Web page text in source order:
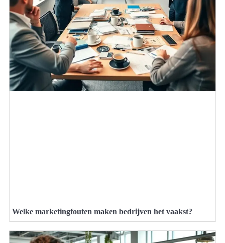
Welke marketingfouten maken bedrijven het vaakst?